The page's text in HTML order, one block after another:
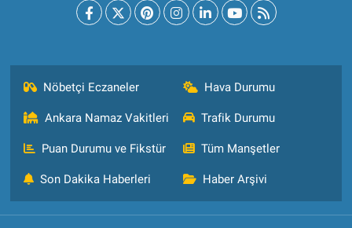
Nöbetçi Eczaneler Hava Durumu
Ankara Namaz Vakitleri Trafik Durumu
Puan Durumu ve Fikstür Tüm Manşetler
Son Dakika Haberleri Haber Arşivi